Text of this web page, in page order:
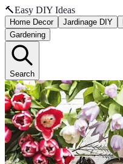
🔨Easy DIY Ideas
Home Decor Jardinage DIY
Gardening
Search